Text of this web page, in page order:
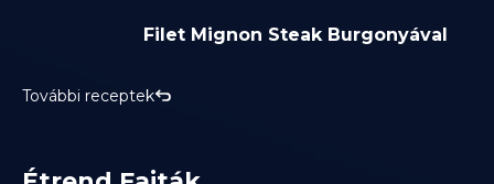
Filet Mignon Steak Burgonyával
További receptek